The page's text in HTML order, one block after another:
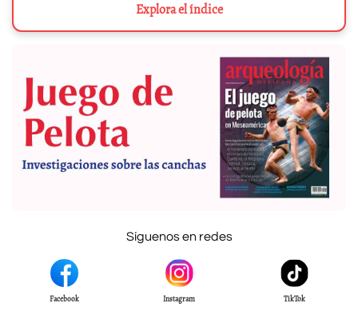
Explora el índice
Síguenos en redes
Facebook Instagram TikTok